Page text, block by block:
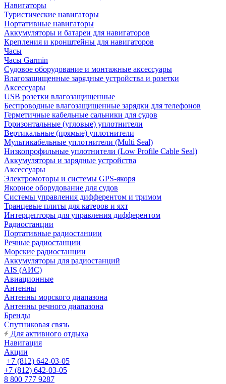
Навигаторы
Туристические навигаторы
Портативные навигаторы
Аккумуляторы и батареи для навигаторов
Крепления и кронштейны для навигаторов
Часы
Часы Garmin
Судовое оборудование и монтажные аксессуары
Влагозащищенные зарядные устройства и розетки
Аксессуары
USB розетки влагозащищенные
Беспроводные влагозащищенные зарядки для телефонов
Герметичные кабельные сальники для судов
Горизонтальные (угловые) уплотнители
Вертикальные (прямые) уплотнители
Мультикабельные уплотнители (Multi Seal)
Низкопрофильные уплотнители (Low Profile Cable Seal)
Аккумуляторы и зарядные устройства
Аксессуары
Электромоторы и системы GPS-якоря
Якорное оборудование для судов
Системы управления дифферентом и тримом
Транцевые плиты для катеров и яхт
Интерцепторы для управления дифферентом
Радиостанции
Портативные радиостанции
Речные радиостанции
Морские радиостанции
Аккумуляторы для радиостанций
AIS (АИС)
Авиационные
Антенны
Антенны морского диапазона
Антенны речного диапазона
Бренды
Спутниковая связь
Для активного отдыха
Навигация
Акции
+7 (812) 642-03-05
+7 (812) 642-03-05
8 800 777 9287